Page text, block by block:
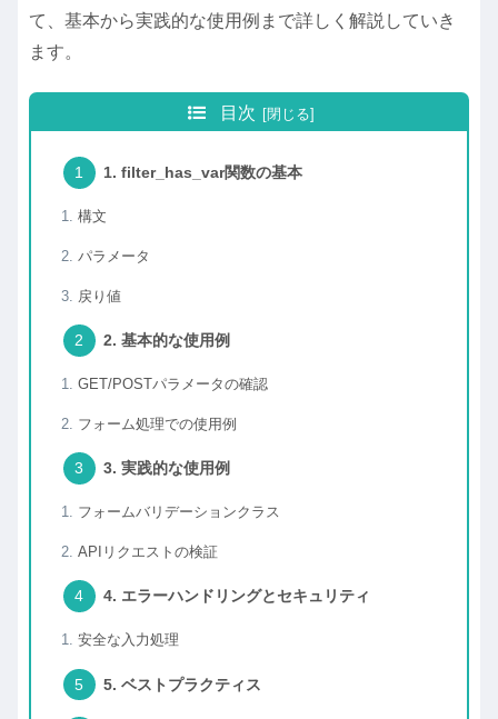
て、基本から実践的な使用例まで詳しく解説していき
ます。
目次
1. filter_has_var関数の基本
構文
パラメータ
戻り値
2. 基本的な使用例
GET/POSTパラメータの確認
フォーム処理での使用例
3. 実践的な使用例
フォームバリデーションクラス
APIリクエストの検証
4. エラーハンドリングとセキュリティ
安全な入力処理
5. ベストプラクティス